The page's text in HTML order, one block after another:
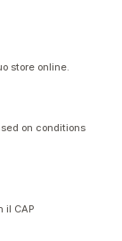
store online.
on conditions
il CAP